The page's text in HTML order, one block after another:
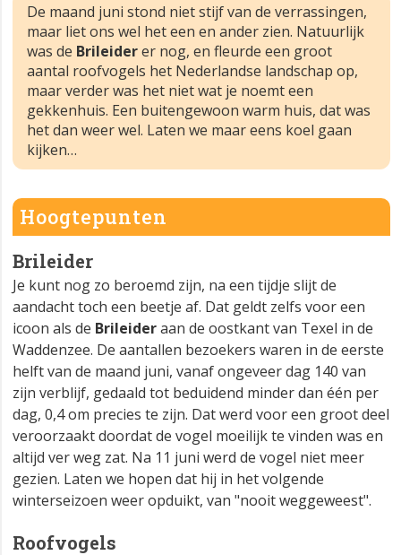
De maand juni stond niet stijf van de verrassingen,
maar liet ons wel het een en ander zien. Natuurlijk
was de Brileiderer nog, en fleurde een groot
aantal roofvogels het Nederlandse landschap op,
maar verder was het niet wat je noemt een
gekkenhuis. Een buitengewoon warm huis, dat was
het dan weer wel. Laten we maar eens koel gaan
kijken…
Hoogtepunten
Brileider
Je kunt nog zo beroemd zijn, na een tijdje slijt de
aandacht toch een beetje af. Dat geldt zelfs voor een
icoon als de Brileideraan de oostkant van Texel in de
Waddenzee. De aantallen bezoekers waren in de eerste
helft van de maand juni, vanaf ongeveer dag 140 van
zijn verblijf, gedaald tot beduidend minder dan één per
dag, 0,4 om precies te zijn. Dat werd voor een groot deel
veroorzaakt doordat de vogel moeilijk te vinden was en
altijd ver weg zat. Na 11 juni werd de vogel niet meer
gezien. Laten we hopen dat hij in het volgende
winterseizoen weer opduikt, van "nooit weggeweest".
Roofvogels